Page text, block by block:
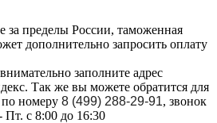
за пределы России, таможенная
дополнительно запросить оплату
заполните адрес
Так же вы можете обратится для
по номеру 8 (499) 288-29-91, звонок
с 8:00 до 16:30